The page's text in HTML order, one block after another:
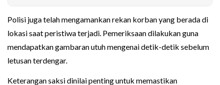
Polisi juga telah mengamankan rekan korban yang berada di
lokasi saat peristiwa terjadi. Pemeriksaan dilakukan guna
mendapatkan gambaran utuh mengenai detik-detik sebelum
letusan terdengar.
Keterangan saksi dinilai penting untuk memastikan